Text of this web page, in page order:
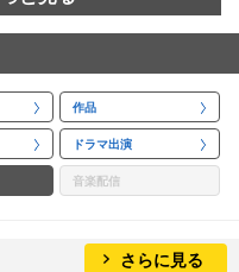
作品
ドラマ出演
音楽配信
さらに見る